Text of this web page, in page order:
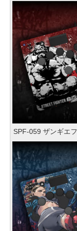
SPF-059 ザンギエフ